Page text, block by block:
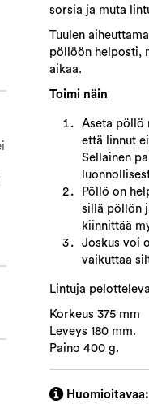
sorsia ja muta
Tuulen
pöllöön helposti,
aikaa.
Toimi näin
Aseta pöllö
että linnut
Sellainen
Pöllö on
sillä pöllön
kiinnittää
Joskus voi
vaikuttaa
Lintuja
Korkeus 375 mm
Leveys 180 mm.
Paino 400 g.
Huomioitavaa: